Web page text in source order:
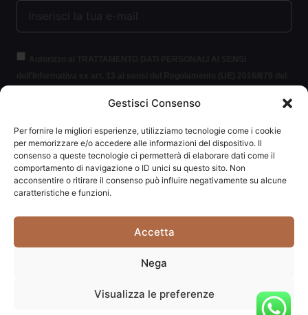
Gestisci Consenso
Per fornire le migliori esperienze, utilizziamo tecnologie come i cookie
per memorizzare e/o accedere alle informazioni del dispositivo. Il
consenso a queste tecnologie ci permetterà di elaborare dati come il
comportamento di navigazione o ID unici su questo sito. Non
acconsentire o ritirare il consenso può influire negativamente su alcune
caratteristiche e funzioni.
Accetta
Nega
Visualizza le preferenze
protezione delle persone fisiche con riguardo al trattamento dei dati
informazioni.
ISCRIVITI ALLA NEWSLETTER
Carpediem di Traversa Monia | P.IVA: 03415840408 | REA:
Website powered byStudio99